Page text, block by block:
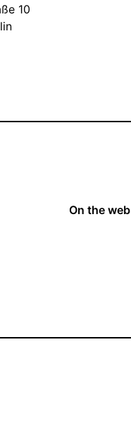
10
On the web